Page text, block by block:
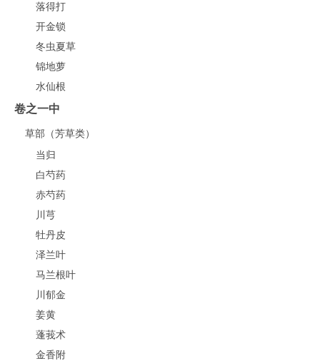
落得打
开金锁
冬虫夏草
锦地萝
水仙根
卷之一中
草部（芳草类）
当归
白芍药
赤芍药
川芎
牡丹皮
泽兰叶
马兰根叶
川郁金
姜黄
蓬莪术
金香附